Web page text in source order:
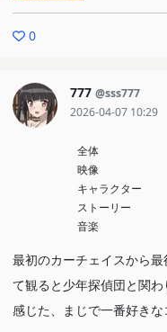
0
777 @sss777
2026-04-07 10:29
全体
映像
キャラクター
ストーリー
音楽
最初のカーチェイスから
て観ると少年探偵団と関
感じた、まじで一番好きな